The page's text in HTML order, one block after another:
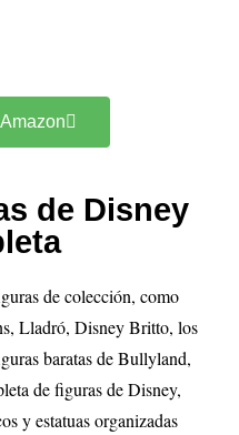
de Disney
de colección, como
Lladró, Disney Britto, los
baratas de Bullyland,
de figuras de Disney,
y estatuas organizadas